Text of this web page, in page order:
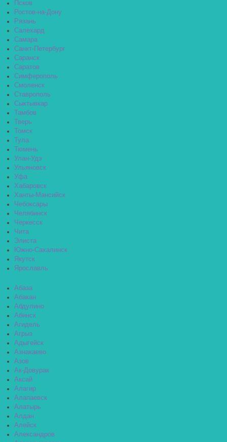
Псков
Ростов-на-Дону
Рязань
Салехард
Самара
Санкт-Петербург
Саранск
Саратов
Симферополь
Смоленск
Ставрополь
Сыктывкар
Тамбов
Тверь
Томск
Тула
Тюмень
Улан-Удэ
Ульяновск
Уфа
Хабаровск
Ханты-Мансийск
Чебоксары
Челябинск
Черкесск
Чита
Элиста
Южно-Сахалинск
Якутск
Ярославль
Абаза
Абакан
Абдулино
Абинск
Агидель
Агрыз
Адыгейск
Азнакаево
Азов
Ак-Довурак
Аксай
Алагир
Алапаевск
Алатырь
Алдан
Алейск
Александров